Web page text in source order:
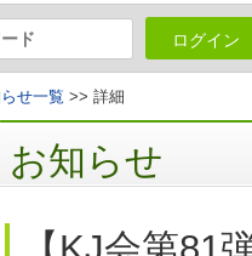
ログイン
せ一覧 >> 詳細
お知らせ